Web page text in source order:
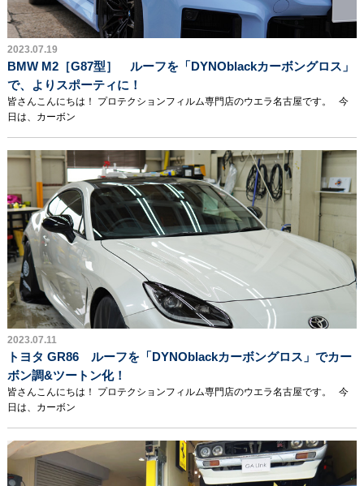
2023.07.19
BMW M2［G87型］ ルーフを「DYNOblackカーボングロス」
で、よりスポーティに！
皆さんこんにちは！ プロテクションフィルム専門店のウエラ名古屋です。 今
日は、カーボン
2023.07.11
トヨタ GR86 ルーフを「DYNOblackカーボングロス」でカー
ボン調&ツートン化！
皆さんこんにちは！ プロテクションフィルム専門店のウエラ名古屋です。 今
日は、カーボン